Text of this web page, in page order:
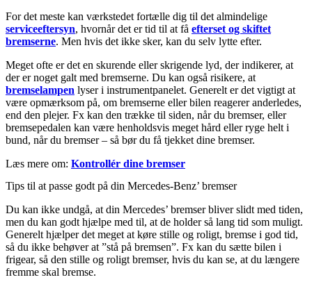
For det meste kan værkstedet fortælle dig til det almindelige
serviceeftersyn, hvornår det er tid til at få efterset og skiftet
bremserne. Men hvis det ikke sker, kan du selv lytte efter.
Meget ofte er det en skurende eller skrigende lyd, der indikerer, at
der er noget galt med bremserne. Du kan også risikere, at
bremselampen lyser i instrumentpanelet. Generelt er det vigtigt at
være opmærksom på, om bremserne eller bilen reagerer anderledes,
end den plejer. Fx kan den trække til siden, når du bremser, eller
bremsepedalen kan være henholdsvis meget hård eller ryge helt i
bund, når du bremser – så bør du få tjekket dine bremser.
Læs mere om: Kontrollér dine bremser
Tips til at passe godt på din Mercedes-Benz’ bremser
Du kan ikke undgå, at din Mercedes’ bremser bliver slidt med tiden,
men du kan godt hjælpe med til, at de holder så lang tid som muligt.
Generelt hjælper det meget at køre stille og roligt, bremse i god tid,
så du ikke behøver at ”stå på bremsen”. Fx kan du sætte bilen i
frigear, så den stille og roligt bremser, hvis du kan se, at du længere
fremme skal bremse.